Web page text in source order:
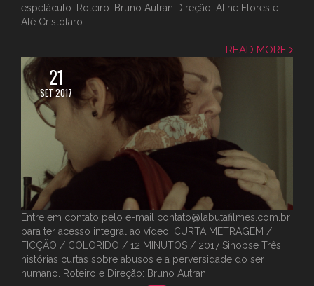
espetáculo. Roteiro: Bruno Autran Direção: Aline Flores e
Alê Cristófaro
READ MORE
21
SET 2017
Entre em contato pelo e-mail contato@labutafilmes.com.br
para ter acesso integral ao vídeo. CURTA METRAGEM /
FICÇÃO / COLORIDO / 12 MINUTOS / 2017 Sinopse Três
histórias curtas sobre abusos e a perversidade do ser
humano. Roteiro e Direção: Bruno Autran